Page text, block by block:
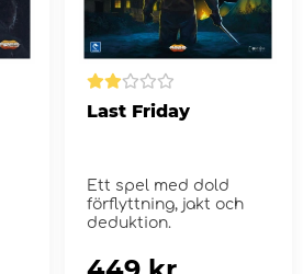
Last Friday
Ett spel med dold
förflyttning, jakt och
deduktion.